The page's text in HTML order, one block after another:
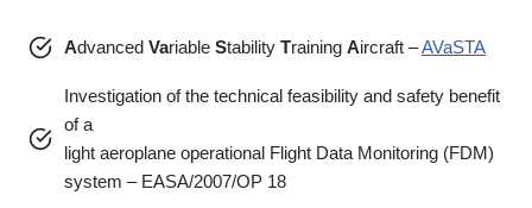
Advanced Variable Stability Training Aircraft –AVaSTA
Investigation of the technical feasibility and safety benefit
of a
light aeroplane operational Flight Data Monitoring (FDM)
system – EASA/2007/OP 18